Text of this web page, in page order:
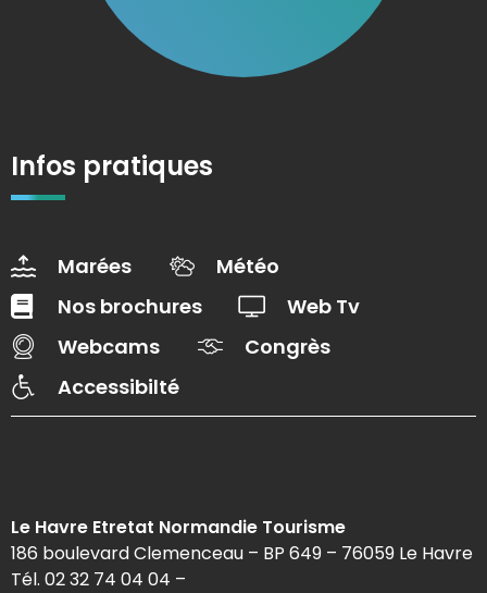
Infos pratiques
Marées
Météo
Nos brochures
Web Tv
Webcams
Congrès
Accessibilté
Le Havre Etretat Normandie Tourisme
186 boulevard Clemenceau – BP 649 – 76059 Le Havre
Tél. 02 32 74 04 04 –